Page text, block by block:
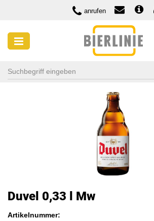
anrufen
Duvel 0,33 l Mw
Artikelnummer: